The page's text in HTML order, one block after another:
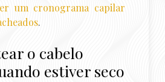
um cronograma capilar
.
o cabelo
estiver seco